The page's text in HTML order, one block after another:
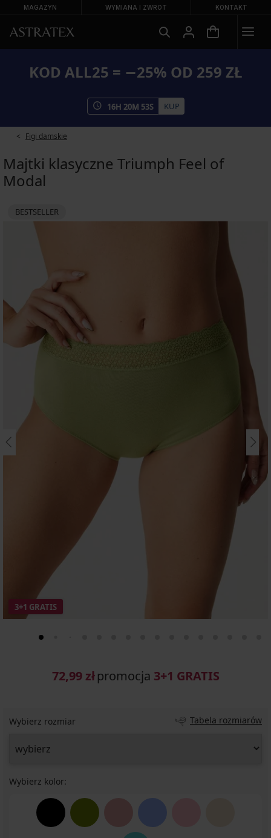
MAGAZYN WYMIANA I ZWROT KONTAKT
KOD ALL25 = −25% OD 259 ZŁ
16H 20M 53S KUP
Figi damskie
Majtki klasyczne Triumph Feel of
Modal
BESTSELLER
3+1 GRATIS
72,99 zł promocja 3+1 GRATIS
Wybierz rozmiar Tabela rozmiarów
Wybierz kolor: